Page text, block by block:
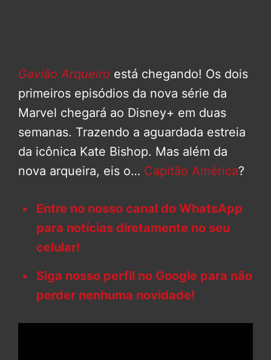
Gavião Arqueiro está chegando! Os dois
primeiros episódios da nova série da
Marvel chegará ao Disney+ em duas
semanas. Trazendo a aguardada estreia
da icônica Kate Bishop. Mas além da
nova arqueira, eis o… Capitão América?
Entre no nosso canal do WhatsApp
para notícias diretamente no seu
celular!
Siga nosso perfil no Google para não
perder nenhuma novidade!